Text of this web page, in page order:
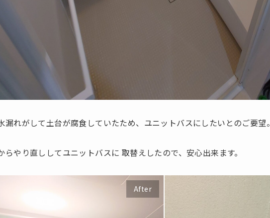
漏れがして土台が腐食していたため、ユニットバスにしたいとのご要望。
らやり直ししてユニットバスに 取替えしたので、安心出来ます。
After